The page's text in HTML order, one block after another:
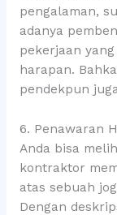
pengalaman,
adanya
pekerjaan
harapan.
pendekpun
6. Penawaran
Anda bisa
kontraktor
atas sebuah
Dengan